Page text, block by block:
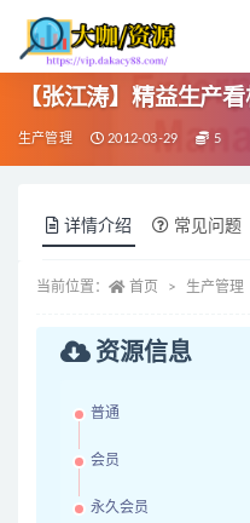
【张江涛】精益生产
生产管理 2012-03-29 5
详情介绍 常见问题
当前位置： 首页 生产管理
资源信息
普通
会员
永久会员
全部